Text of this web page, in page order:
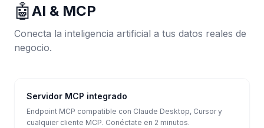
🤖AI & MCP
Conecta la inteligencia artificial a tus datos reales de
negocio.
Servidor MCP integrado
Endpoint MCP compatible con Claude Desktop, Cursor y
cualquier cliente MCP. Conéctate en 2 minutos.